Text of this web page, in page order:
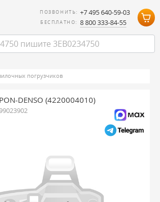
ПОЗВОНИТЬ: +7 495 640-59-03
БЕСПЛАТНО: 8 800 333-84-55
погрузчиков
DENSO (4220004010)